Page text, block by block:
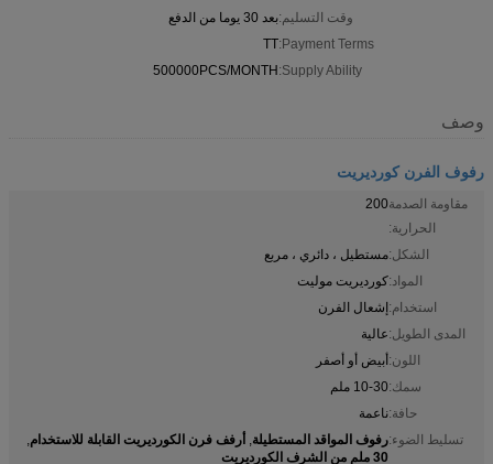
وقت التسليم:بعد 30 يوما من الدفع
Payment Terms:
TT
Supply Ability:
500000PCS/MONTH
وصف
رفوف الفرن كورديريت
مقاومة الصدمة
الحرارية:
200
الشكل:مستطيل ، دائري ، مربع
المواد:كورديريت موليت
استخدام:إشعال الفرن
المدى الطويل:عالية
اللون:أبيض أو أصفر
سمك:10-30 ملم
حافة:ناعمة
تسليط الضوء:رفوف المواقد المستطيلة, أرفف فرن الكورديريت القابلة للاستخدام,
30 ملم من الشرف الكورديريت